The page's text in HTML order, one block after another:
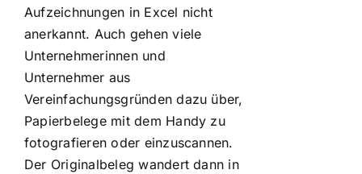
Aufzeichnungen in Excel nicht
anerkannt. Auch gehen viele
Unternehmerinnen und
Unternehmer aus
Vereinfachungsgründen dazu über,
Papierbelege mit dem Handy zu
fotografieren oder einzuscannen.
Der Originalbeleg wandert dann in